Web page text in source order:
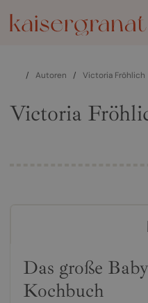
/ Autoren / Victoria Fröhlich
Victoria
Das große
Kochbuch